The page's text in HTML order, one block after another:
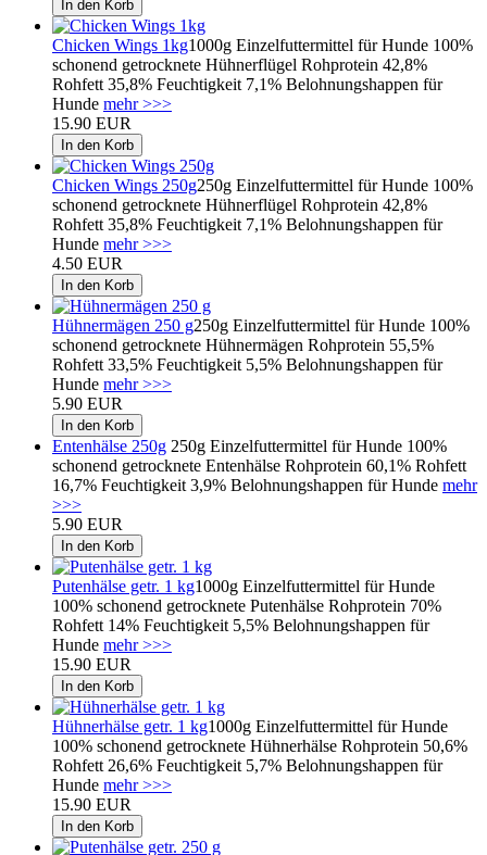
Chicken Wings 1kg1000g Einzelfuttermittel für Hunde 100%
schonend getrocknete Hühnerflügel Rohprotein 42,8%
Rohfett 35,8% Feuchtigkeit 7,1% Belohnungshappen für
Hunde mehr >>>
15.90 EUR
Chicken Wings 250g250g Einzelfuttermittel für Hunde 100%
schonend getrocknete Hühnerflügel Rohprotein 42,8%
Rohfett 35,8% Feuchtigkeit 7,1% Belohnungshappen für
Hunde mehr >>>
4.50 EUR
Hühnermägen 250 g250g Einzelfuttermittel für Hunde 100%
schonend getrocknete Hühnermägen Rohprotein 55,5%
Rohfett 33,5% Feuchtigkeit 5,5% Belohnungshappen für
Hunde mehr >>>
5.90 EUR
Entenhälse 250g 250g Einzelfuttermittel für Hunde 100%
schonend getrocknete Entenhälse Rohprotein 60,1% Rohfett
16,7% Feuchtigkeit 3,9% Belohnungshappen für Hunde mehr
>>>
5.90 EUR
Putenhälse getr. 1 kg1000g Einzelfuttermittel für Hunde
100% schonend getrocknete Putenhälse Rohprotein 70%
Rohfett 14% Feuchtigkeit 5,5% Belohnungshappen für
Hunde mehr >>>
15.90 EUR
Hühnerhälse getr. 1 kg1000g Einzelfuttermittel für Hunde
100% schonend getrocknete Hühnerhälse Rohprotein 50,6%
Rohfett 26,6% Feuchtigkeit 5,7% Belohnungshappen für
Hunde mehr >>>
15.90 EUR